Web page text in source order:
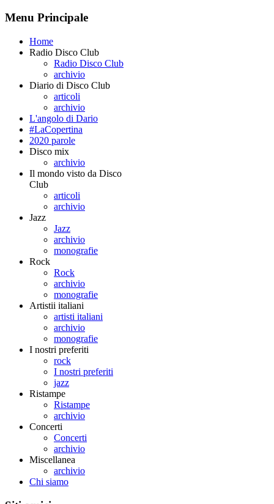
Menu Principale
Home
Radio Disco Club
Radio Disco Club
archivio
Diario di Disco Club
articoli
archivio
L'angolo di Dario
#LaCopertina
2020 parole
Disco mix
archivio
Il mondo visto da Disco
Club
articoli
archivio
Jazz
Jazz
archivio
monografie
Rock
Rock
archivio
monografie
Artistii italiani
artisti italiani
archivio
monografie
I nostri preferiti
rock
I nostri preferiti
jazz
Ristampe
Ristampe
archivio
Concerti
Concerti
archivio
Miscellanea
archivio
Chi siamo